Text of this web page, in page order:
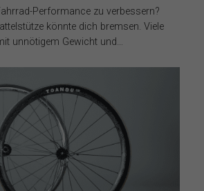
Performance zu verbessern?
könnte dich bremsen. Viele
unnötigem Gewicht und…